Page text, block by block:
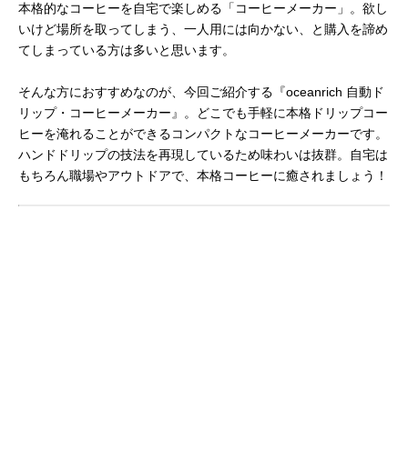
本格的なコーヒーを自宅で楽しめる「コーヒーメーカー」。欲し
いけど場所を取ってしまう、一人用には向かない、と購入を諦め
てしまっている方は多いと思います。
そんな方におすすめなのが、今回ご紹介する『oceanrich 自動ド
リップ・コーヒーメーカー』。どこでも手軽に本格ドリップコー
ヒーを淹れることができるコンパクトなコーヒーメーカーです。
ハンドドリップの技法を再現しているため味わいは抜群。自宅は
もちろん職場やアウトドアで、本格コーヒーに癒されましょう！